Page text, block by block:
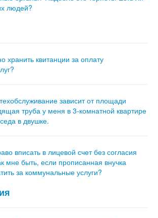
людей?
хранить квитанции за оплату
зависит от площади
труба у меня в 3-комнатной квартире
в двушке.
вписать в лицевой счет без согласия
мне быть, если прописанная внучка
за коммунальные услуги?